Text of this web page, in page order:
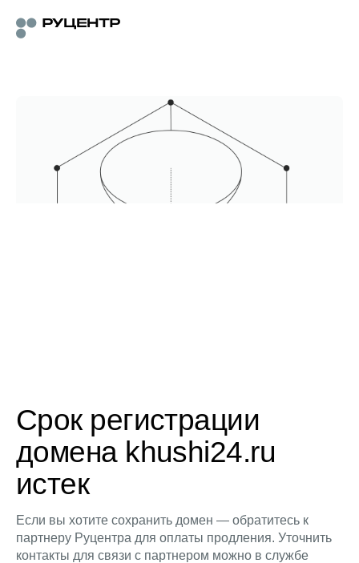
Срок регистрации
домена khushi24.ru
истек
Если вы хотите сохранить домен — обратитесь к
партнеру Руцентра для оплаты продления. Уточнить
контакты для связи с партнером можно в службе